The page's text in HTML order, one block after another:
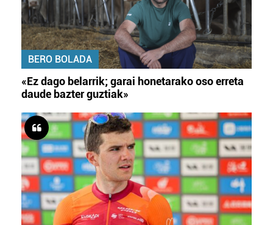
BERO BOLADA
«Ez dago belarrik; garai honetarako oso erreta
daude bazter guztiak»